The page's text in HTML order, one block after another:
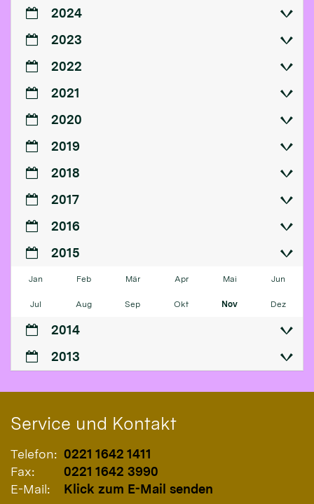
2024
2023
2022
2021
2020
2019
2018
2017
2016
2015
Jan Feb Mär Apr Mai Jun
Jul Aug Sep Okt Nov Dez
2014
2013
Service und Kontakt
Telefon: 0221 1642 1411
Fax:
0221 1642 3990
E-Mail:
Klick zum E-Mail senden